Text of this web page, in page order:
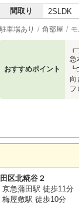
間取り 2SLDK
駐車場あり 角部屋
おすすめポイント
急
向
フ
区北糀谷２
京急蒲田駅 徒歩11分
屋敷駅 徒歩10分